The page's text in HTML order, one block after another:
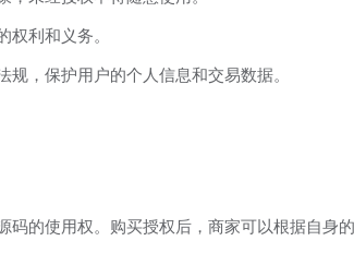
利和义务。
，保护用户的个人信息和交易数据。
码的使用权。购买授权后，商家可以根据自身的